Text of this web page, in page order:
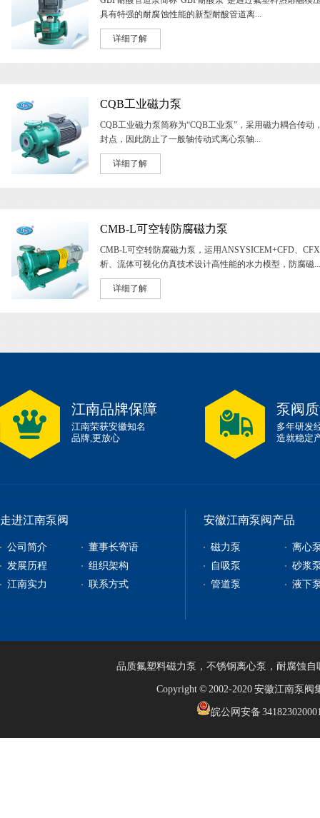
具有特强的耐腐 蚀性能的新型耐酸管道离...
详细了解
CQB工业磁力泵
CQB工业磁力泵简称为“CQB工业泵”，采用磁力耦合传动
封点，因此防止了一般轴传动式离心泵轴...
详细了解
CMB-L可空转防腐磁力泵
CMB-L可空转防腐磁力泵，运用ANSYSICEM+CFD、
析、流体可视化仿真技术设计高性能的水力模型，防腐磁...
详细了解
江南品牌保障
江南荣获安徽知名
品牌,更放心
泵阀
多年研发
造就稳定
走进江南泵阀
公司简介
董事长寄语
发展历程
组织架构
江南实力
联系方式
安徽江南泵阀产品
磁力泵
离心
自吸泵
砂浆
管道泵
液下
品质氟塑料磁力泵 ， 不锈钢离心泵 ， 耐腐蚀自
Copyright © 2002-2020 安徽江南泵
皖公网安备